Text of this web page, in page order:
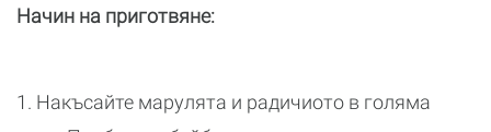
Начин на приготвяне:
1. Накъсайте марулята и радичиото в голяма